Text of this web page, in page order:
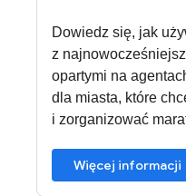
Dowiedz się, jak
z
opartymi na
dla miasta, które
i zorganizować
Więcej informacji